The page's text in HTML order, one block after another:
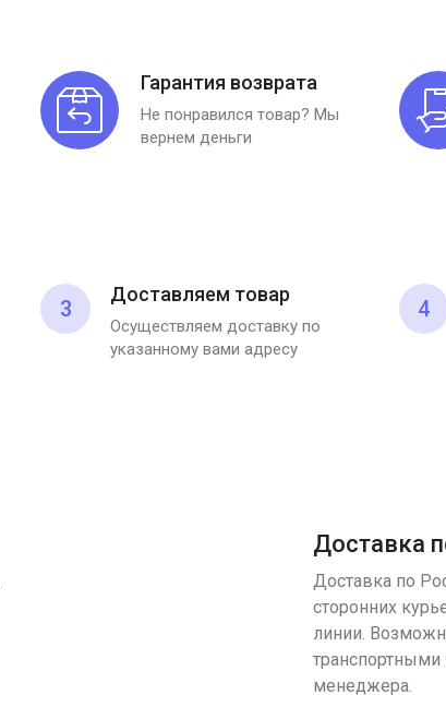
Гарантия возврата
Не понравился товар? Мы
вернем деньги
3
Доставляем товар
Осуществляем доставку по
указанному вами адресу
4
Доставка
Доставка по
сторонних
линии.
транспортными
менеджера.